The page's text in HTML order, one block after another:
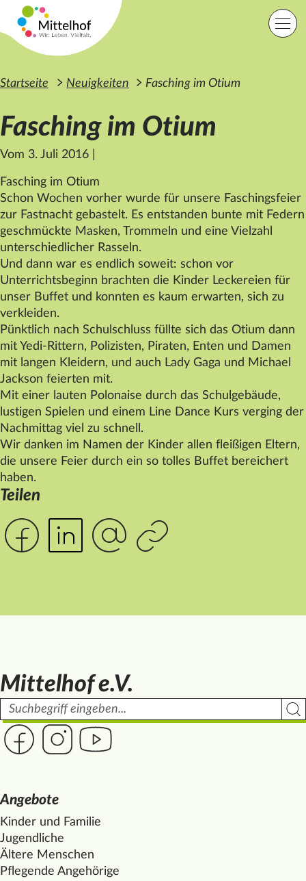
Zum Hauptinhalt der Seite springen
Lage
Startseite
Angebote
Orte
Engagement
Über uns
Karriere
Spenden
Datenschutz
Impressum
Kontakt
Startseite Neuigkeiten Fasching im Otium
Fasching im Otium
Vom 3. Juli 2016
Fasching im Otium
Schon Wochen vorher wurde für unsere Faschingsfeier
zur Fastnacht gebastelt. Es entstanden bunte mit Federn
geschmückte Masken, Trommeln und eine Vielzahl
unterschiedlicher Rasseln.
Und dann war es endlich soweit: schon vor
Unterrichtsbeginn brachten die Kinder Leckereien für
unser Buffet und konnten es kaum erwarten, sich zu
verkleiden.
Pünktlich nach Schulschluss füllte sich das Otium dann
mit Yedi-Rittern, Polizisten, Piraten, Enten und Damen
mit langen Kleidern, und auch Lady Gaga und Michael
Jackson feierten mit.
Mit einer lauten Polonaise durch das Schulgebäude,
lustigen Spielen und einem Line Dance Kurs verging der
Nachmittag viel zu schnell.
Wir danken im Namen der Kinder allen fleißigen Eltern,
die unsere Feier durch ein so tolles Buffet bereichert
haben.
Teilen
Mittelhof e.V.
Suchbegriff
Link zur Seite des Mittelhof auf Facebook
Link zur Seite des Mittelhof auf Instagram
Link zur Seite des Mittelhof auf Youtube
Angebote
Kinder und Familie
Jugendliche
Ältere Menschen
Pflegende Angehörige